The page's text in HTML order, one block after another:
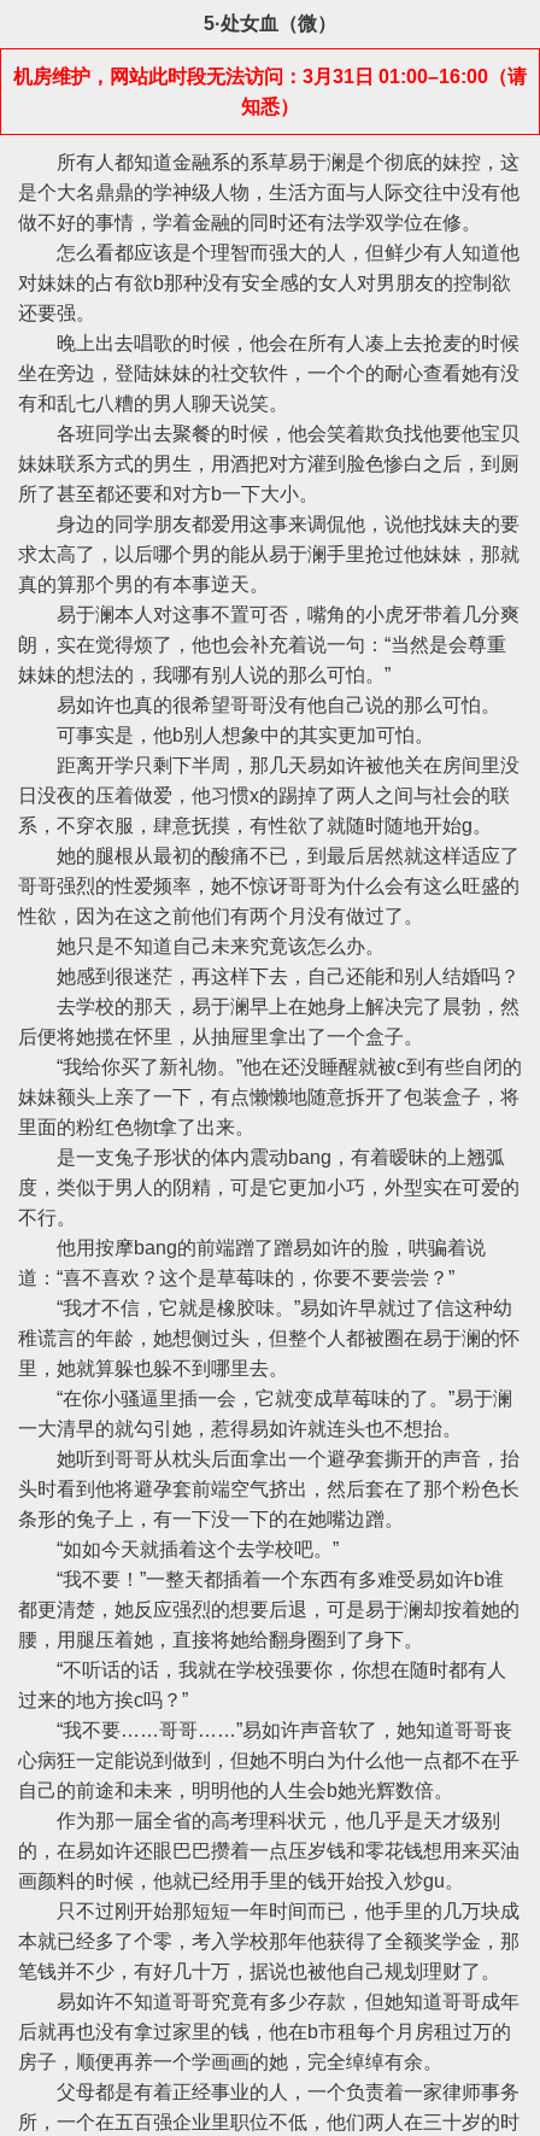
5·处女血（微）
机房维护，网站此时段无法访问：3月31日 01:00–16:00（请
知悉）
所有人都知道金融系的系草易于澜是个彻底的妹控，这
是个大名鼎鼎的学神级人物，生活方面与人际交往中没有他
做不好的事情，学着金融的同时还有法学双学位在修。
怎么看都应该是个理智而强大的人，但鲜少有人知道他
对妹妹的占有欲b那种没有安全感的女人对男朋友的控制欲
还要强。
晚上出去唱歌的时候，他会在所有人凑上去抢麦的时候
坐在旁边，登陆妹妹的社交软件，一个个的耐心查看她有没
有和乱七八糟的男人聊天说笑。
各班同学出去聚餐的时候，他会笑着欺负找他要他宝贝
妹妹联系方式的男生，用酒把对方灌到脸色惨白之后，到厕
所了甚至都还要和对方b一下大小。
身边的同学朋友都爱用这事来调侃他，说他找妹夫的要
求太高了，以后哪个男的能从易于澜手里抢过他妹妹，那就
真的算那个男的有本事逆天。
易于澜本人对这事不置可否，嘴角的小虎牙带着几分爽
朗，实在觉得烦了，他也会补充着说一句：“当然是会尊重
妹妹的想法的，我哪有别人说的那么可怕。”
易如许也真的很希望哥哥没有他自己说的那么可怕。
可事实是，他b别人想象中的其实更加可怕。
距离开学只剩下半周，那几天易如许被他关在房间里没
日没夜的压着做爱，他习惯x的踢掉了两人之间与社会的联
系，不穿衣服，肆意抚摸，有性欲了就随时随地开始g。
她的腿根从最初的酸痛不已，到最后居然就这样适应了
哥哥强烈的性爱频率，她不惊讶哥哥为什么会有这么旺盛的
性欲，因为在这之前他们有两个月没有做过了。
她只是不知道自己未来究竟该怎么办。
她感到很迷茫，再这样下去，自己还能和别人结婚吗？
去学校的那天，易于澜早上在她身上解决完了晨勃，然
后便将她揽在怀里，从抽屉里拿出了一个盒子。
“我给你买了新礼物。”他在还没睡醒就被c到有些自闭的
妹妹额头上亲了一下，有点懒懒地随意拆开了包装盒子，将
里面的粉红色物t拿了出来。
是一支兔子形状的体内震动bang，有着暧昧的上翘弧
度，类似于男人的阴精，可是它更加小巧，外型实在可爱的
不行。
他用按摩bang的前端蹭了蹭易如许的脸，哄骗着说
道：“喜不喜欢？这个是草莓味的，你要不要尝尝？”
“我才不信，它就是橡胶味。”易如许早就过了信这种幼
稚谎言的年龄，她想侧过头，但整个人都被圈在易于澜的怀
里，她就算躲也躲不到哪里去。
“在你小骚逼里插一会，它就变成草莓味的了。”易于澜
一大清早的就勾引她，惹得易如许就连头也不想抬。
她听到哥哥从枕头后面拿出一个避孕套撕开的声音，抬
头时看到他将避孕套前端空气挤出，然后套在了那个粉色长
条形的兔子上，有一下没一下的在她嘴边蹭。
“如如今天就插着这个去学校吧。”
“我不要！”一整天都插着一个东西有多难受易如许b谁
都更清楚，她反应强烈的想要后退，可是易于澜却按着她的
腰，用腿压着她，直接将她给翻身圈到了身下。
“不听话的话，我就在学校强要你，你想在随时都有人
过来的地方挨c吗？”
“我不要……哥哥……”易如许声音软了，她知道哥哥丧
心病狂一定能说到做到，但她不明白为什么他一点都不在乎
自己的前途和未来，明明他的人生会b她光辉数倍。
作为那一届全省的高考理科状元，他几乎是天才级别
的，在易如许还眼巴巴攒着一点压岁钱和零花钱想用来买油
画颜料的时候，他就已经用手里的钱开始投入炒gu。
只不过刚开始那短短一年时间而已，他手里的几万块成
本就已经多了个零，考入学校那年他获得了全额奖学金，那
笔钱并不少，有好几十万，据说也被他自己规划理财了。
易如许不知道哥哥究竟有多少存款，但她知道哥哥成年
后就再也没有拿过家里的钱，他在b市租每个月房租过万的
房子，顺便再养一个学画画的她，完全绰绰有余。
父母都是有着正经事业的人，一个负责着一家律师事务
所，一个在五百强企业里职位不低，他们两人在三十岁的时